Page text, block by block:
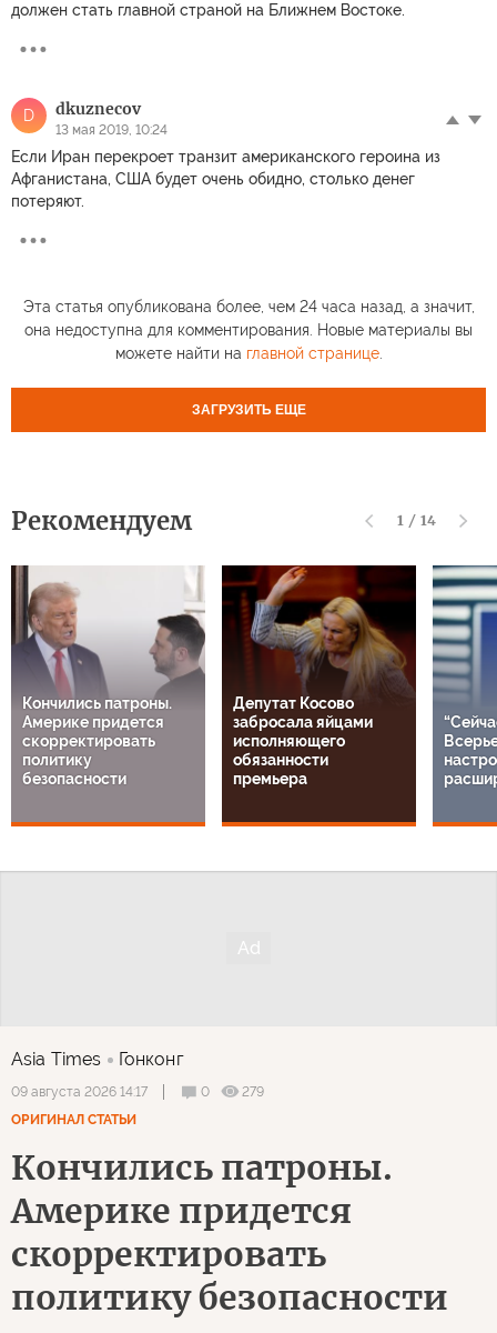
должен стать главной страной на Ближнем Востоке.
D dkuznecov
13 мая 2019, 10:24
Если Иран перекроет транзит американского героина из
Афганистана, США будет очень обидно, столько денег
потеряют.
Эта статья опубликована более, чем 24 часа назад, а значит,
она недоступна для комментирования. Новые материалы вы
можете найти на главной странице.
ЗАГРУЗИТЬ ЕЩЕ
Рекомендуем 1 / 14
Кончились патроны.
Америке придется
скорректировать
политику
безопасности
Депутат Косово
забросала яйцами
исполняющего
обязанности
премьера
Asia Times Гонконг
09 августа 2026 14:17 0
279
ОРИГИНАЛ СТАТЬИ
Кончились патроны.
Америке придется
скорректировать
политику безопасности